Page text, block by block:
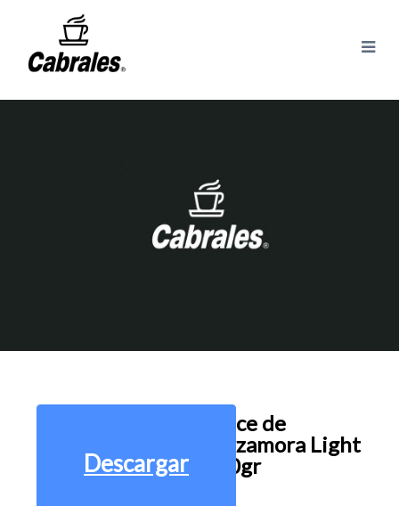
Dulce de
Zarzamora Light
260gr
Descargar